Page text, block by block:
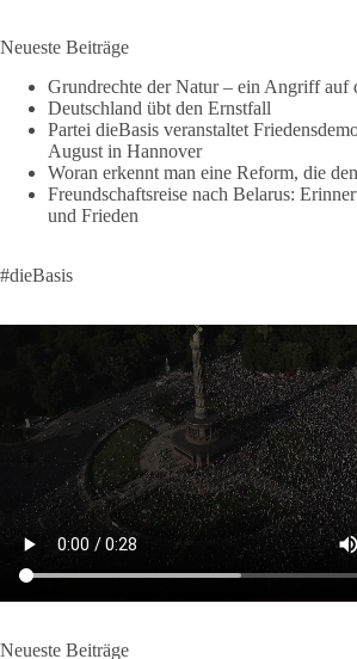
Neue Milliardenhilfen für die Ukraine, neue
für Europa, gigantische Rüstungsdeals,
Verteidigungsindustrie, Modernisierung der
klares Bekenntnis zur militärischen
die Forderung, der Iran dürfe keine Kernwaffe
Und wo war der Austausch über eine
🟩🟩🟦🟦🟥🟥🟧🟧
dieBasis fordert als einzige Partei in
aus der NATO. Ein Gipfel, der mehr nach
nach Friedenspolitik klingt, wird niemals
ob nun in Deutschland oder weltweit.
Quelle: https://www.tagesschau.de/ausland/
erklaerung-ankara-100.html
#dieBasis #NATO #Gipfeltreffen #Frieden
Neueste Beiträge
Grundrechte der Natur – ein Angriff auf
Deutschland übt den Ernstfall
Partei dieBasis veranstaltet
August in Hannover
Woran erkennt man eine Reform, die
Freundschaftsreise nach Belarus:
und Frieden
#dieBasis
Neueste Beiträge